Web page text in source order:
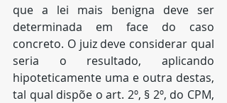
que a lei mais benigna deve ser
determinada em face do caso
concreto. O juiz deve considerar qual
seria o resultado, aplicando
hipoteticamente uma e outra destas,
tal qual dispõe o art. 2º, § 2º, do CPM,